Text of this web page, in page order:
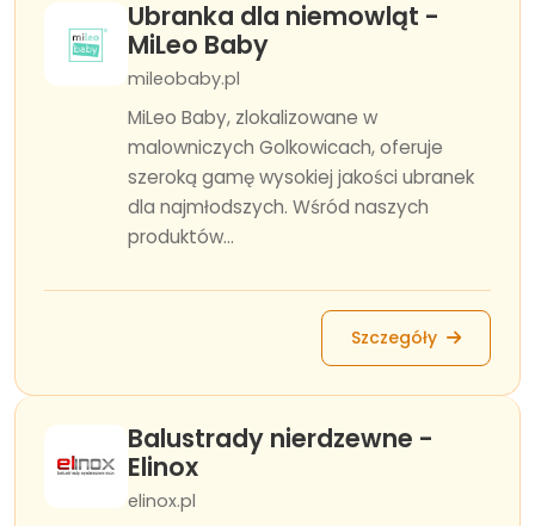
Ubranka dla niemowląt -
MiLeo Baby
mileobaby.pl
MiLeo Baby, zlokalizowane w
malowniczych Golkowicach, oferuje
szeroką gamę wysokiej jakości ubranek
dla najmłodszych. Wśród naszych
produktów...
Szczegóły
Balustrady nierdzewne -
Elinox
elinox.pl